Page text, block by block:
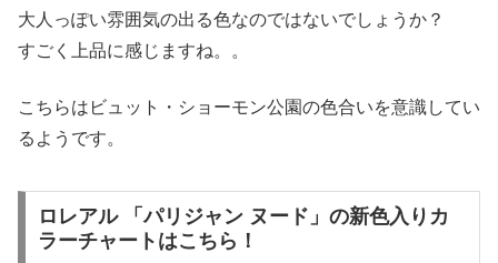
大人っぽい雰囲気の出る色なのではないでしょうか？
すごく上品に感じますね。。
こちらはビュット・ショーモン公園の色合いを意識してい
るようです。
ロレアル 「パリジャン ヌード」の新色入りカ
ラーチャートはこちら！